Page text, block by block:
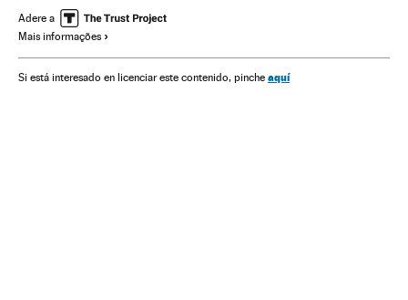
Segurança nuclear Armas nucleares
Tratados desarmamento
Tratados internacionais Estados Unidos
Adere a
Mais informações
Si está interesado en licenciar este contenido, pinche aquí